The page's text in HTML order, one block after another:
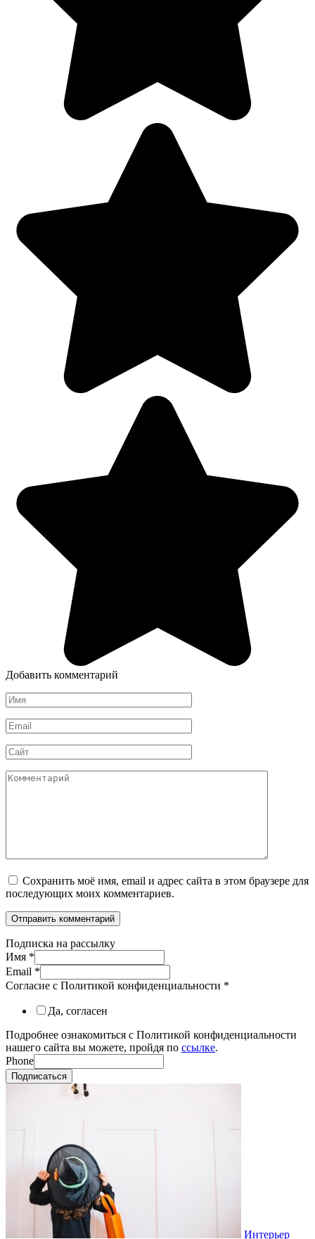
Добавить комментарий
Имя
*
Email
*
Сайт
Комментарий
Сохранить моё имя, email и адрес сайта в этом браузере для
последующих моих комментариев.
Подписка на рассылку
Имя *
Email *
Согласие с Политикой конфиденциальности *
Да, согласен
Подробнее ознакомиться с Политикой конфиденциальности
нашего сайта вы можете, пройдя по ссылке.
Phone
Подписаться
Интерьер